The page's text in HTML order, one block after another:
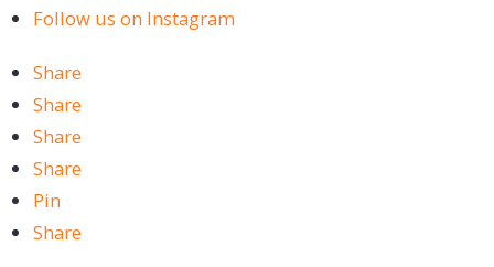
Follow us on Instagram
Share
Share
Share
Share
Pin
Share